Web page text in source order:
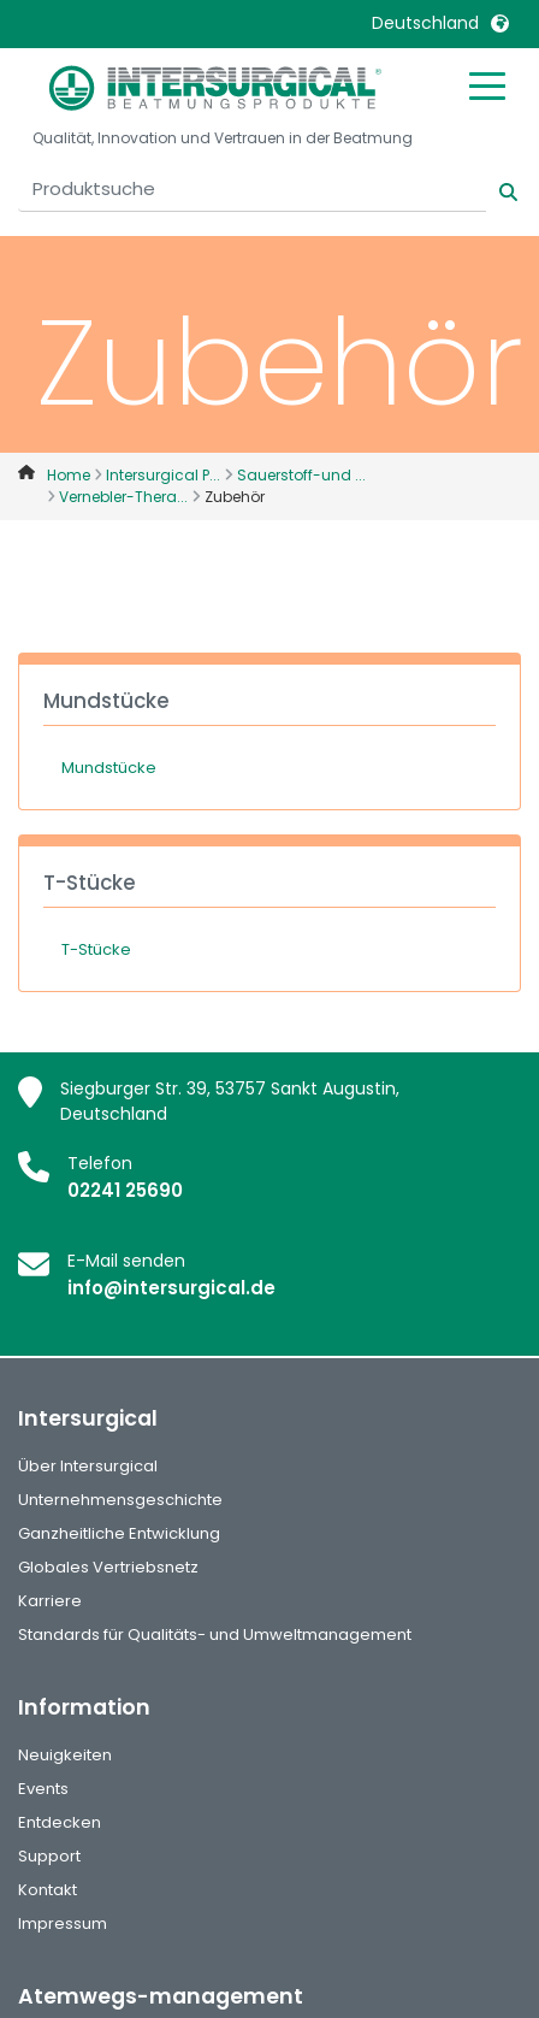
Deutschland
United Kingdom
United States
Canada, Français
China
Denmark
Deutschland
Italia
Nederlands
Norway
Qualität, Innovation und Vertrauen in der Beatmung
Zubehör
Home Intersurgical P...
Sauerstoff-und ...
Vernebler-Thera...
Zubehör
Mundstücke
Mundstücke
T-Stücke
T-Stücke
Siegburger Str. 39, 53757 Sankt Augustin,
Deutschland
Telefon
02241 25690
E-Mail senden
info@intersurgical.de
Intersurgical
Über Intersurgical
Unternehmensgeschichte
Ganzheitliche Entwicklung
Globales Vertriebsnetz
Karriere
Standards für Qualitäts- und Umweltmanagement
Information
Neuigkeiten
Events
Entdecken
Support
Kontakt
Impressum
Atemwegs-management